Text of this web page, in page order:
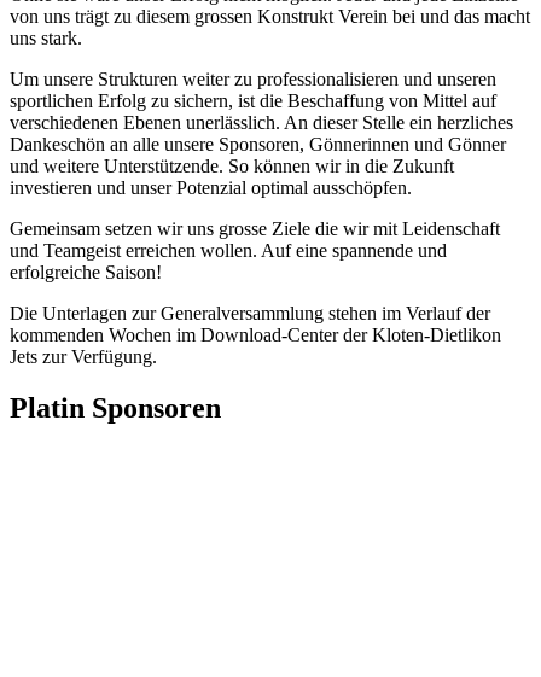
von uns trägt zu diesem grossen Konstrukt Verein bei und das macht
uns stark.
Um unsere Strukturen weiter zu professionalisieren und unseren
sportlichen Erfolg zu sichern, ist die Beschaffung von Mittel auf
verschiedenen Ebenen unerlässlich. An dieser Stelle ein herzliches
Dankeschön an alle unsere Sponsoren, Gönnerinnen und Gönner
und weitere Unterstützende. So können wir in die Zukunft
investieren und unser Potenzial optimal ausschöpfen.
Gemeinsam setzen wir uns grosse Ziele die wir mit Leidenschaft
und Teamgeist erreichen wollen. Auf eine spannende und
erfolgreiche Saison!
Die Unterlagen zur Generalversammlung stehen im Verlauf der
kommenden Wochen im Download-Center der Kloten-Dietlikon
Jets zur Verfügung.
Platin Sponsoren